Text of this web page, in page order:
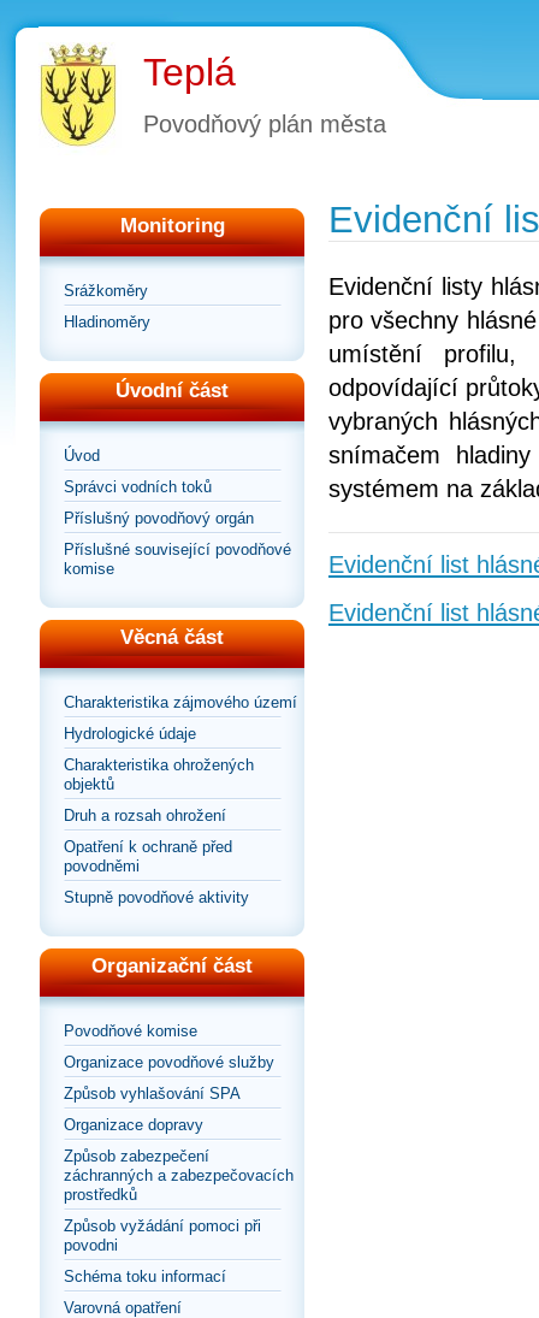
Teplá
Povodňový plán města
Monitoring
Srážkoměry
Hladinoměry
Úvodní část
Úvod
Správci vodních toků
Příslušný povodňový orgán
Příslušné související povodňové
komise
Věcná část
Charakteristika zájmového území
Hydrologické údaje
Charakteristika ohrožených
objektů
Druh a rozsah ohrožení
Opatření k ochraně před
povodněmi
Stupně povodňové aktivity
Organizační část
Povodňové komise
Organizace povodňové služby
Způsob vyhlašování SPA
Organizace dopravy
Způsob zabezpečení
záchranných a zabezpečovacích
prostředků
Způsob vyžádání pomoci při
povodni
Schéma toku informací
Varovná opatření
Evidenční
Evidenční listy
pro všechny
umístění
odpovídající
vybraných
snímačem
systémem na
Evidenční list
Evidenční list